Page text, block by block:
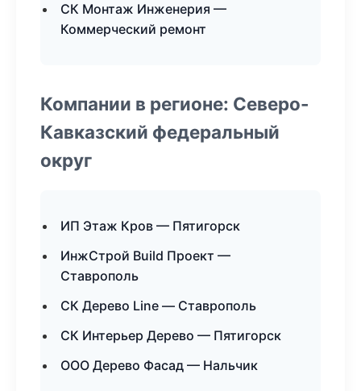
СК Монтаж Инженерия —
Коммерческий ремонт
Компании в регионе: Северо-
Кавказский федеральный
округ
ИП Этаж Кров — Пятигорск
ИнжСтрой Build Проект —
Ставрополь
СК Дерево Line — Ставрополь
СК Интерьер Дерево — Пятигорск
ООО Дерево Фасад — Нальчик